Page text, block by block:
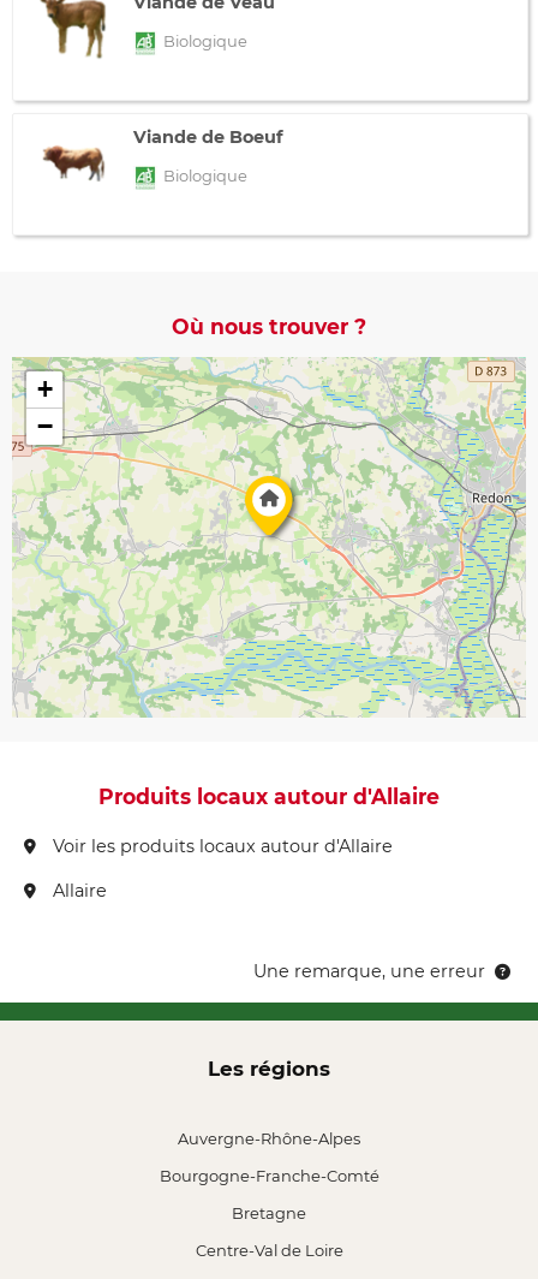
Biologique
Viande de Boeuf
Biologique
Où nous trouver ?
+
−
Produits locaux autour d'Allaire
Voir les produits locaux autour d'Allaire
Allaire
Une remarque, une erreur
Les régions
Auvergne-Rhône-Alpes
Bourgogne-Franche-Comté
Bretagne
Centre-Val de Loire